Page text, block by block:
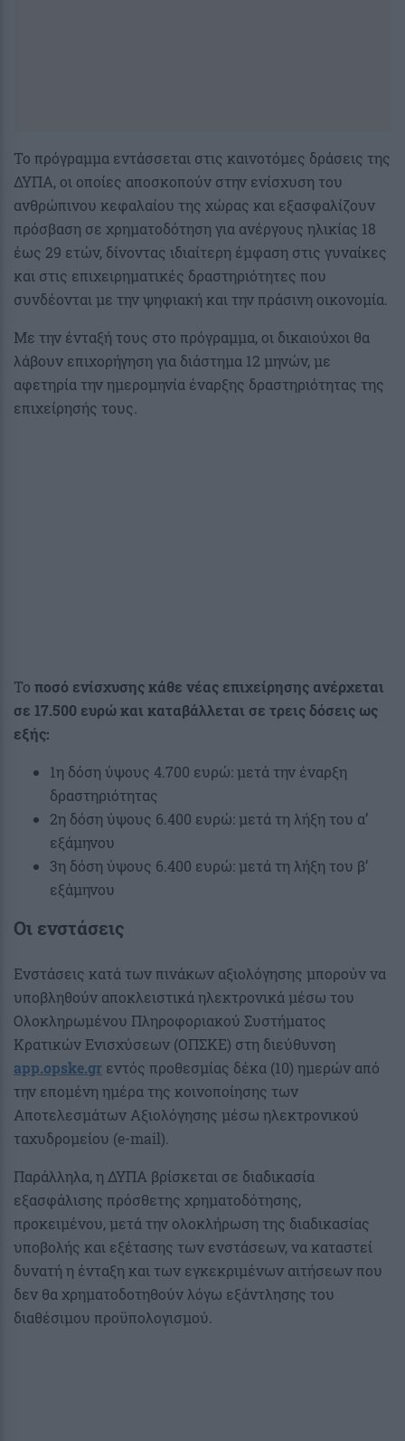
Το πρόγραμμα εντάσσεται στις καινοτόμες δράσεις της
ΔΥΠΑ, οι οποίες αποσκοπούν στην ενίσχυση του
ανθρώπινου κεφαλαίου της χώρας και εξασφαλίζουν
πρόσβαση σε χρηματοδότηση για ανέργους ηλικίας 18
έως 29 ετών, δίνοντας ιδιαίτερη έμφαση στις γυναίκες
και στις επιχειρηματικές δραστηριότητες που
συνδέονται με την ψηφιακή και την πράσινη οικονομία.
Με την ένταξή τους στο πρόγραμμα, οι δικαιούχοι θα
λάβουν επιχορήγηση για διάστημα 12 μηνών, με
αφετηρία την ημερομηνία έναρξης δραστηριότητας της
επιχείρησής τους.
Το ποσό ενίσχυσης κάθε νέας επιχείρησης ανέρχεται
σε 17.500 ευρώ και καταβάλλεται σε τρεις δόσεις ως
εξής:
1η δόση ύψους 4.700 ευρώ: μετά την έναρξη
δραστηριότητας
2η δόση ύψους 6.400 ευρώ: μετά τη λήξη του α’
εξάμηνου
3η δόση ύψους 6.400 ευρώ: μετά τη λήξη του β’
εξάμηνου
Οι ενστάσεις
Ενστάσεις κατά των πινάκων αξιολόγησης μπορούν να
υποβληθούν αποκλειστικά ηλεκτρονικά μέσω του
Ολοκληρωμένου Πληροφοριακού Συστήματος
Κρατικών Ενισχύσεων (ΟΠΣΚΕ) στη διεύθυνση
app.opske.gr εντός προθεσμίας δέκα (10) ημερών από
την επομένη ημέρα της κοινοποίησης των
Αποτελεσμάτων Αξιολόγησης μέσω ηλεκτρονικού
ταχυδρομείου (e-mail).
Παράλληλα, η ΔΥΠΑ βρίσκεται σε διαδικασία
εξασφάλισης πρόσθετης χρηματοδότησης,
προκειμένου, μετά την ολοκλήρωση της διαδικασίας
υποβολής και εξέτασης των ενστάσεων, να καταστεί
δυνατή η ένταξη και των εγκεκριμένων αιτήσεων που
δεν θα χρηματοδοτηθούν λόγω εξάντλησης του
διαθέσιμου προϋπολογισμού.